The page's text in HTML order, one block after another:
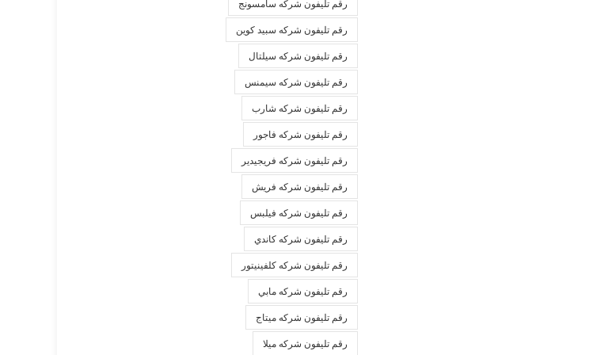
رقم تليفون شركه سامسونج
رقم تليفون شركه سبيد كوين
رقم تليفون شركه سيلتال
رقم تليفون شركه سيمنس
رقم تليفون شركه شارب
رقم تليفون شركه فاجور
رقم تليفون شركه فريجيدير
رقم تليفون شركه فريش
رقم تليفون شركه فيلبس
رقم تليفون شركه كاندي
رقم تليفون شركه كلفينيتور
رقم تليفون شركه مابي
رقم تليفون شركه ميتاج
رقم تليفون شركه ميلا